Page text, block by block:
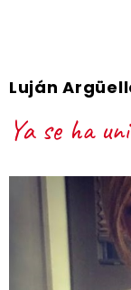
Luján
Ya se ha